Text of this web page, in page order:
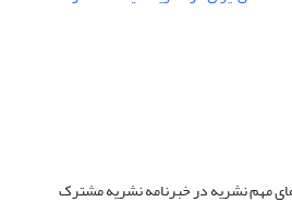
های مهم نشریه در خبرنامه نشریه مشترک